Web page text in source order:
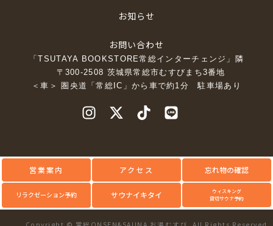
お知らせ
お問い合わせ
「TSUTAYA BOOKSTORE常総インターチェンジ」隣
〒300-2508 茨城県常総市むすびまち3番地
＜車＞ 圏央道「常総IC」から車で約1分 駐車場あり
営業案内 アクセス 忘れ物の確認
リラクゼーション予約 サウナイキタイ
ウィスキング
貸切サウナ予約